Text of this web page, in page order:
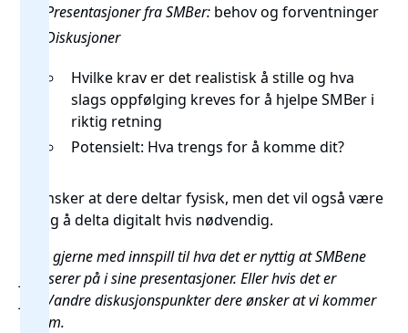
Presentasjoner fra SMBer: behov og forventninger
Diskusjoner
Hvilke krav er det realistisk å stille og hva
slags oppfølging kreves for å hjelpe SMBer i
riktig retning
Potensielt: Hva trengs for å komme dit?
Vi ønsker at dere deltar fysisk, men det vil også være
mulig å delta digitalt hvis nødvendig.
Kom gjerne med innspill til hva det er nyttig at SMBene
fokuserer på i sine presentasjoner.Eller hvis det er
flere/andre diskusjonspunkter dere ønsker at vi kommer
innom.